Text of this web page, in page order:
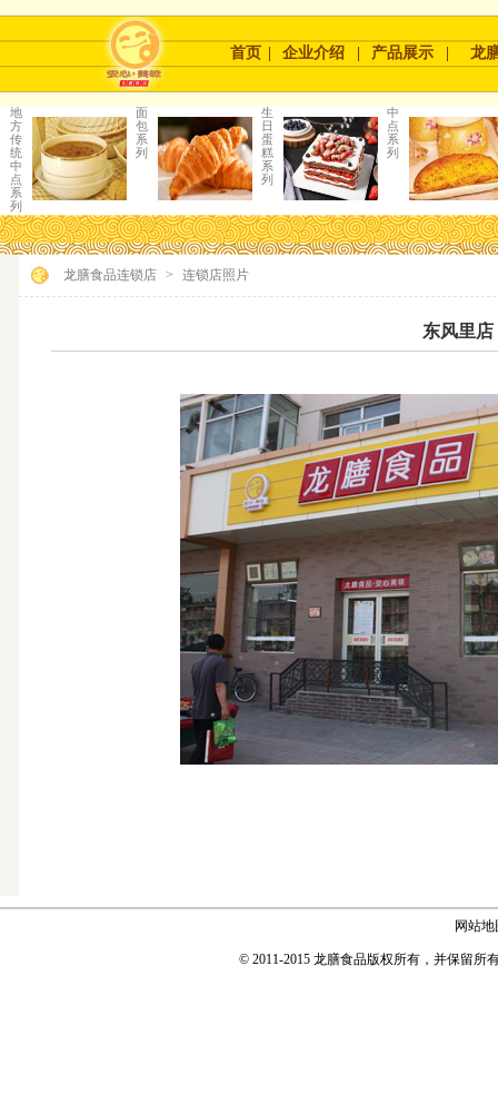
首页 企业介绍 产品展示 龙
地
方
传
统
中
点
系
列
面
包
系
列
生
日
蛋
糕
系
列
中
点
系
列
龙膳食品连锁店 > 连锁店照片
东风里店
网站地
© 2011-2015 龙膳食品版权所有，并保留所